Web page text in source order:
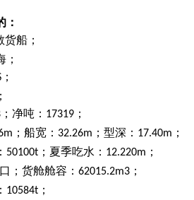
：
货船；
；
；
；净吨： 17319 ；
；船宽： 32.26m ；型深： 17.40m ；
50100t ；夏季吃水： 12.220m ；
口；货舱舱容： 62015.2m3 ；
10584t ；